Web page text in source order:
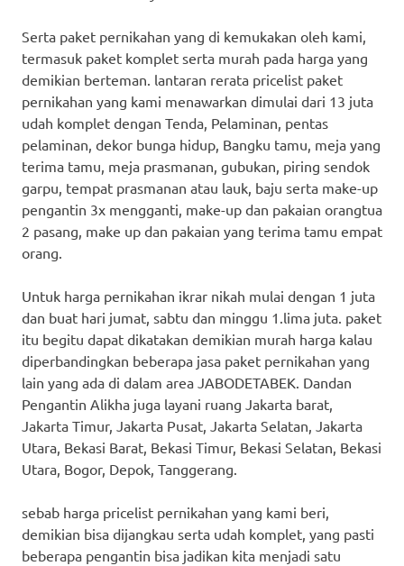
Serta paket pernikahan yang di kemukakan oleh kami,
termasuk paket komplet serta murah pada harga yang
demikian berteman. lantaran rerata pricelist paket
pernikahan yang kami menawarkan dimulai dari 13 juta
udah komplet dengan Tenda, Pelaminan, pentas
pelaminan, dekor bunga hidup, Bangku tamu, meja yang
terima tamu, meja prasmanan, gubukan, piring sendok
garpu, tempat prasmanan atau lauk, baju serta make-up
pengantin 3x mengganti, make-up dan pakaian orangtua
2 pasang, make up dan pakaian yang terima tamu empat
orang.
Untuk harga pernikahan ikrar nikah mulai dengan 1 juta
dan buat hari jumat, sabtu dan minggu 1.lima juta. paket
itu begitu dapat dikatakan demikian murah harga kalau
diperbandingkan beberapa jasa paket pernikahan yang
lain yang ada di dalam area JABODETABEK. Dandan
Pengantin Alikha juga layani ruang Jakarta barat,
Jakarta Timur, Jakarta Pusat, Jakarta Selatan, Jakarta
Utara, Bekasi Barat, Bekasi Timur, Bekasi Selatan, Bekasi
Utara, Bogor, Depok, Tanggerang.
sebab harga pricelist pernikahan yang kami beri,
demikian bisa dijangkau serta udah komplet, yang pasti
beberapa pengantin bisa jadikan kita menjadi satu